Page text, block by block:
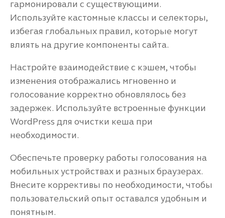
гармонировали с существующими.
Используйте кастомные классы и селекторы,
избегая глобальных правил, которые могут
влиять на другие компоненты сайта.
Настройте взаимодействие с кэшем, чтобы
изменения отображались мгновенно и
голосование корректно обновлялось без
задержек. Используйте встроенные функции
WordPress для очистки кеша при
необходимости.
Обеспечьте проверку работы голосования на
мобильных устройствах и разных браузерах.
Внесите коррективы по необходимости, чтобы
пользовательский опыт оставался удобным и
понятным.